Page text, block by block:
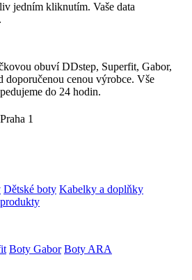
jedním kliknutím. Vaše data
.
obuví DDstep, Superfit, Gabor,
doporučenou cenou výrobce. Vše
do 24 hodin.
1
Dětské boty Kabelky a doplňky
Boty Gabor Boty ARA